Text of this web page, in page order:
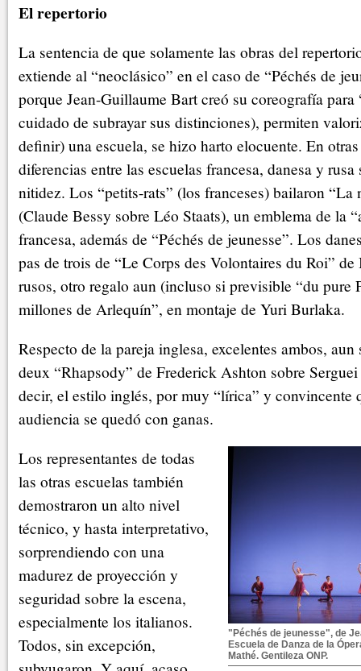
El repertorio
La sentencia de que solamente las obras del
extiende al “neoclásico” en el caso de “Péchés de
porque Jean-Guillaume Bart creó su coreografía para
cuidado de subrayar sus distinciones), permiten
definir) una escuela, se hizo harto elocuente. En
diferencias entre las escuelas francesa, danesa y
nitidez. Los “petits-rats” (los franceses) bailaron “La
(Claude Bessy sobre Léo Staats), un emblema de la
francesa, además de “Péchés de jeunesse”. Los
pas de trois de “Le Corps des Volontaires du Roi”
rusos, otro regalo aun (incluso si previsible “du pure
millones de Arlequín”, en montaje de Yuri Burlaka.
Respecto de la pareja inglesa, excelentes ambos,
deux “Rhapsody” de Frederick Ashton sobre
decir, el estilo inglés, por muy “lírica” y convincente
audiencia se quedó con ganas.
"Péchés de jeunesse", de
Escuela de Danza de la
Mathé. Gentileza ONP.
Los representantes de todas
las otras escuelas también
demostraron un alto nivel
técnico, y hasta interpretativo,
sorprendiendo con una
madurez de proyección y
seguridad sobre la escena,
especialmente los italianos.
Todos, sin excepción,